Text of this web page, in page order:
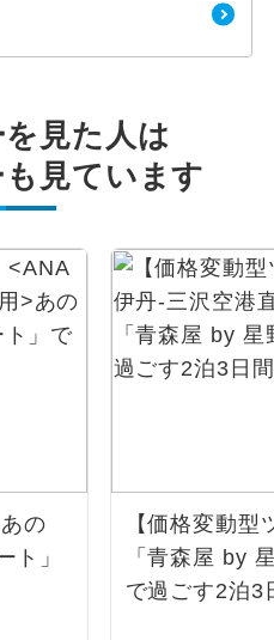
見た人は
見ています
あの
ト」
【価格変動型
「青森屋 by
で過ごす2泊3